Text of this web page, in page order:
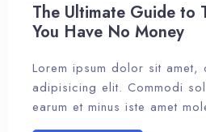
The Ultimate Guide to
You Have No Money
Lorem ipsum dolor sit amet,
adipisicing elit. Commodi
earum et minus iste amet